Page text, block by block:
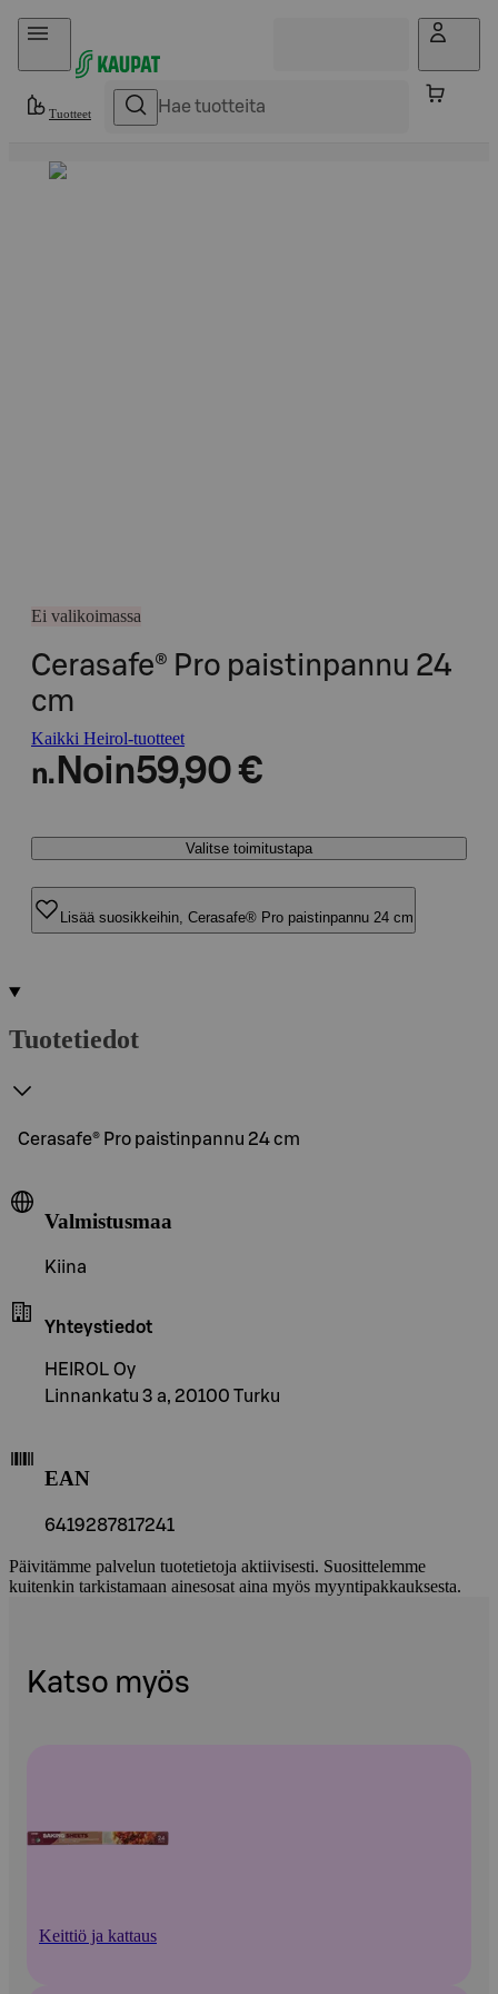
Hyppää sisältöön
Tuotteet
Ei valikoimassa
Cerasafe® Pro paistinpannu 24
cm
Kaikki Heirol-tuotteet
n. Noin59,90 €
Valitse toimitustapa
Lisää suosikkeihin, Cerasafe® Pro paistinpannu 24 cm
Tuotetiedot
Cerasafe® Pro paistinpannu 24 cm
Valmistusmaa
Kiina
Yhteystiedot
HEIROL Oy
Linnankatu 3 a, 20100 Turku
EAN
6419287817241
Päivitämme palvelun tuotetietoja aktiivisesti. Suosittelemme
kuitenkin tarkistamaan ainesosat aina myös myyntipakkauksesta.
Katso myös
Keittiö ja kattaus